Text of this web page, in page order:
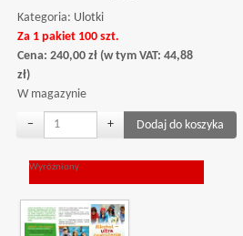
Kategoria: Ulotki
Za 1 pakiet 100 szt.
Cena:240,00 zł (w tym VAT:44,88
zł)
W magazynie
− +
Wyróżniony